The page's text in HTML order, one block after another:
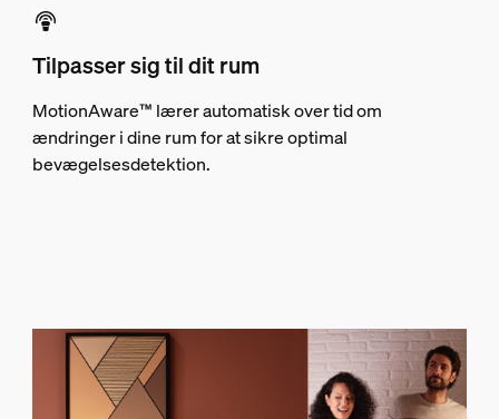
Tilpasser sig til dit rum
MotionAware™ lærer automatisk over tid om
ændringer i dine rum for at sikre optimal
bevægelsesdetektion.